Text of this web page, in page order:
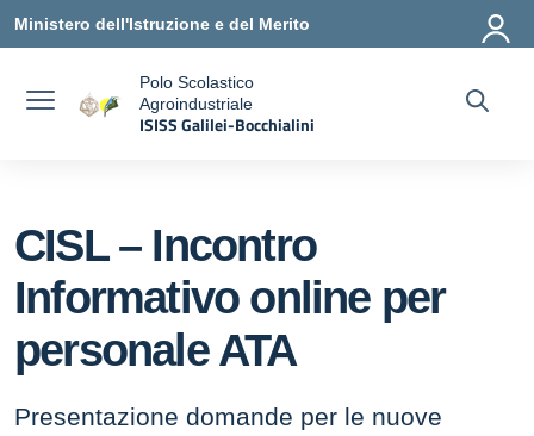
Ministero dell'Istruzione e del Merito
Polo Scolastico
Agroindustriale
ISISS Galilei-Bocchialini
CISL – Incontro
Informativo online per
personale ATA
Presentazione domande per le nuove